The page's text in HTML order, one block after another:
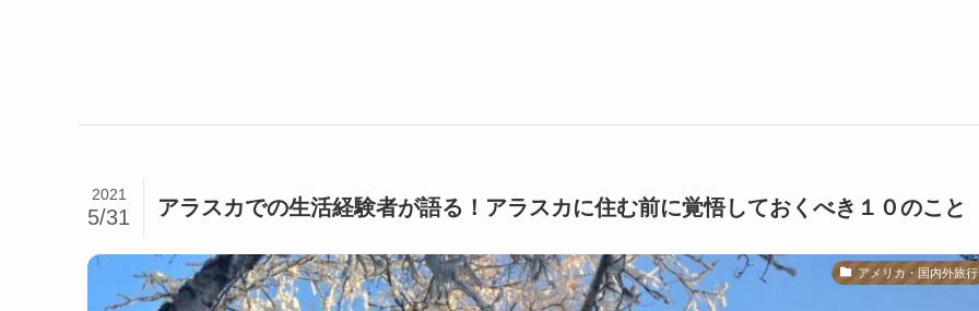
アラスカでの生活経験者が語る！アラスカに住む前に覚悟しておくべき１０のこと
2021
5/31
アメリカ・国内外旅行